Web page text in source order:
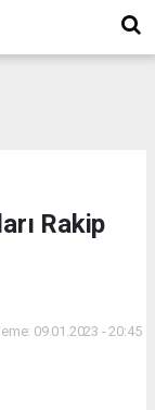
Rakip
09.01.2023 - 20:45